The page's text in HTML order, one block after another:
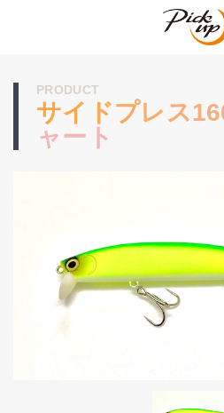
PRODUCT
サイドプレス
ャート